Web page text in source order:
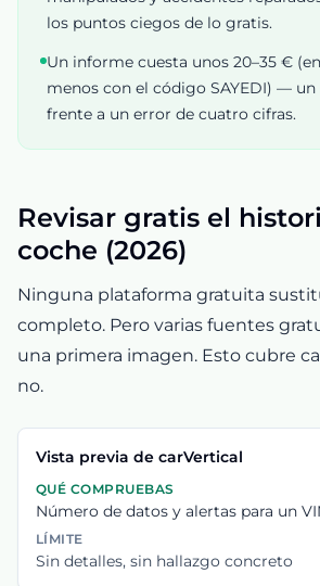
los puntos ciegos de lo gratis.
Un informe cuesta unos 20–35 €
menos con el código SAYEDI) —
frente a un error de cuatro cifras.
Revisar gratis el
coche (2026)
Ninguna plataforma gratuita
completo. Pero varias fuentes
una primera imagen. Esto cubre
no.
Vista previa de carVertical
QUÉ COMPRUEBAS
Número de datos y alertas para un
LÍMITE
Sin detalles, sin hallazgo concreto